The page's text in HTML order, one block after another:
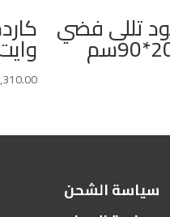
تللى فضي
سياسة الشحن